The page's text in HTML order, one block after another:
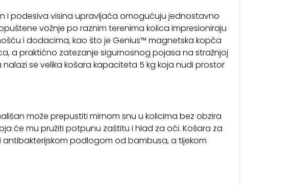
i podesiva visina upravljača omogućuju jednostavno
vožnje po raznim terenima kolica impresioniraju
i dodacima, kao što je Genius™ magnetska kopča
a praktično zatezanje sigurnosnog pojasa na stražnjoj
se velika košara kapaciteta 5 kg koja nudi prostor
može prepustiti mirnom snu u kolicima bez obzira
će mu pružiti potpunu zaštitu i hlad za oči. Košara za
podlogom od bambusa, a tijekom